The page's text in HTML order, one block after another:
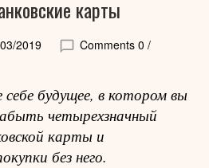
карты
2019 Comments 0 /
себе будущее, в котором вы
четырехзначный
карты и
без него.